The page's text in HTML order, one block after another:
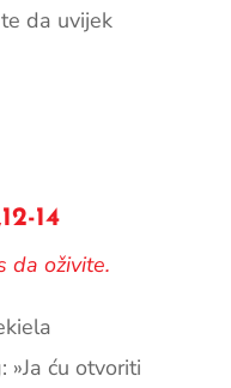
da uvijek
14
da oživite.
»Ja ću otvoriti